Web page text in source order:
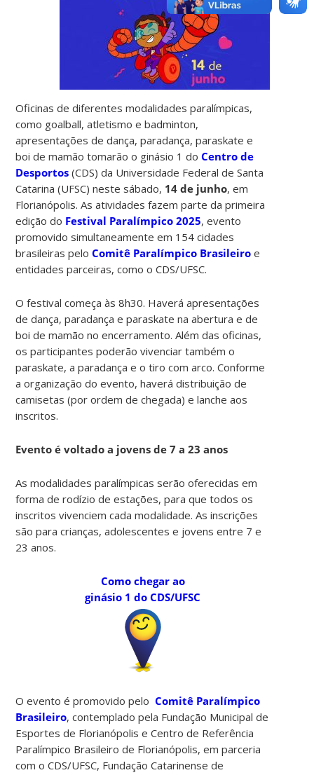
Oficinas de diferentes modalidades paralímpicas,
como goalball, atletismo e badminton,
apresentações de dança, paradança, paraskate e
boi de mamão tomarão o ginásio 1 doCentro de
Desportos (CDS) da Universidade Federal de Santa
Catarina (UFSC) neste sábado, 14 de junho, em
Florianópolis. As atividades fazem parte da primeira
edição do Festival Paralímpico 2025, evento
promovido simultaneamente em 154 cidades
brasileiras peloComitê Paralímpico Brasileiro e
entidades parceiras, como o CDS/UFSC.
O festival começa às 8h30. Haverá apresentações
de dança, paradança e paraskate na abertura e de
boi de mamão no encerramento. Além das oficinas,
os participantes poderão vivenciar também o
paraskate, a paradança e o tiro com arco. Conforme
a organização do evento, haverá distribuição de
camisetas (por ordem de chegada) e lanche aos
inscritos.
Evento é voltado a jovens de 7 a 23 anos
As modalidades paralímpicas serão oferecidas em
forma de rodízio de estações, para que todos os
inscritos vivenciem cada modalidade. As inscrições
são para crianças, adolescentes e jovens entre 7 e
23 anos.
Como chegar ao
ginásio 1 do CDS/UFSC
O evento é promovido peloComitê Paralímpico
Brasileiro, contemplado pela Fundação Municipal de
Esportes de Florianópolis e Centro de Referência
Paralímpico Brasileiro de Florianópolis, em parceria
com o CDS/UFSC, Fundação Catarinense de